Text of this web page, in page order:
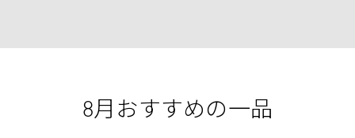
8月おすすめの一品